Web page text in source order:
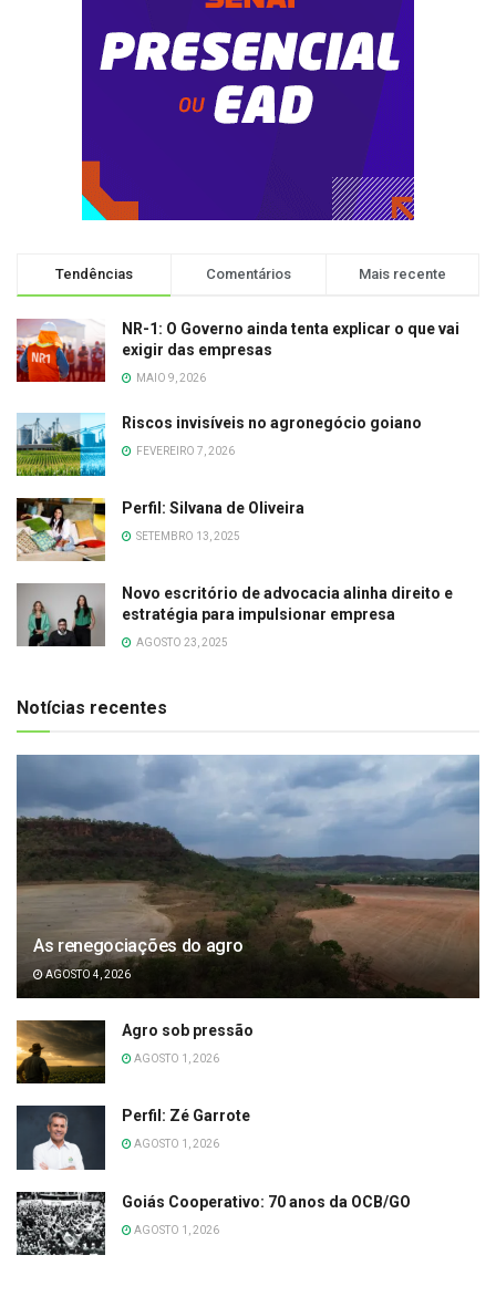
Tendências Comentários Mais recente
NR-1: O Governo ainda tenta explicar o que vai
exigir das empresas
MAIO 9, 2026
Riscos invisíveis no agronegócio goiano
FEVEREIRO 7, 2026
Perfil: Silvana de Oliveira
SETEMBRO 13, 2025
Novo escritório de advocacia alinha direito e
estratégia para impulsionar empresa
AGOSTO 23, 2025
Notícias recentes
As renegociações do agro
AGOSTO 4, 2026
Agro sob pressão
AGOSTO 1, 2026
Perfil: Zé Garrote
AGOSTO 1, 2026
Goiás Cooperativo: 70 anos da OCB/GO
AGOSTO 1, 2026